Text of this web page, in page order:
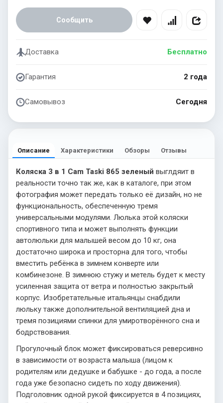
Сообщить
Доставка Бесплатно
Гарантия 2 года
Самовывоз Сегодня
Описание Характеристики Обзоры Отзывы
Коляска 3 в 1 Cam Taski 865 зеленый выглдяит в
реальности точно так же, как в каталоге, при этом
фотография может передать только её дизайн, но не
функциональность, обеспеченную тремя
универсальными модулями. Люлька этой коляски
спортивного типа и может выполнять функции
автолюльки для малышей весом до 10 кг, она
достаточно широка и просторна для того, чтобы
вместить ребёнка в зимнем конверте или
комбинезоне. В зимнюю стужу и метель будет к месту
усиленная защита от ветра и полностью закрытый
корпус. Изобретательные итальянцы снабдили
люльку также дополнительной вентиляцией дна и
тремя позициями спинки для умиротворённого сна и
бодрствования.
Прогулочный блок может фиксироваться реверсивно
в зависимости от возраста малыша (лицом к
родителям или дедушке и бабушке - до года, а после
года уже безопасно сидеть по ходу движения).
Подголовник одной рукой фиксируется в 4 позициях,